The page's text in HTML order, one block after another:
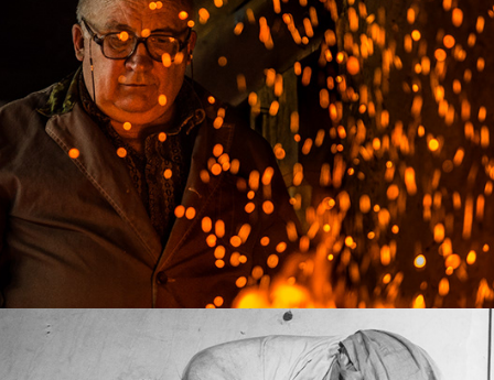
Ръчно изработване: подкови